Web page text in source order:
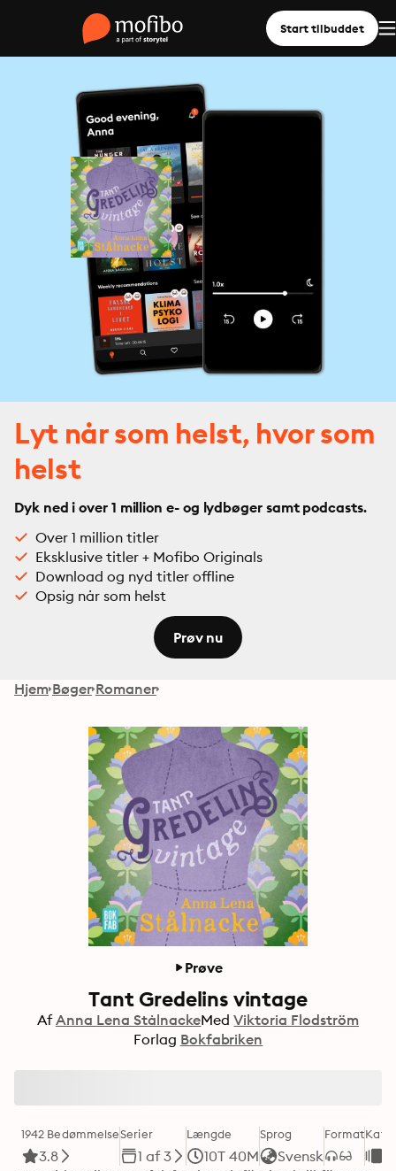
Start tilbuddet
Lyt når som helst, hvor som
helst
Dyk ned i over 1 million e- og lydbøger samt podcasts.
Over 1 million titler
Eksklusive titler + Mofibo Originals
Download og nyd titler offline
Opsig når som helst
Prøv nu
Hjem Bøger Romaner
Prøve
Tant Gredelins vintage
Af Anna Lena StålnackeMed Viktoria Flodström
Forlag Bokfabriken
1942 Bedømmelse
3.8
Serier
1 af 3
Længde
10T 40M
Sprog
Svensk
Format